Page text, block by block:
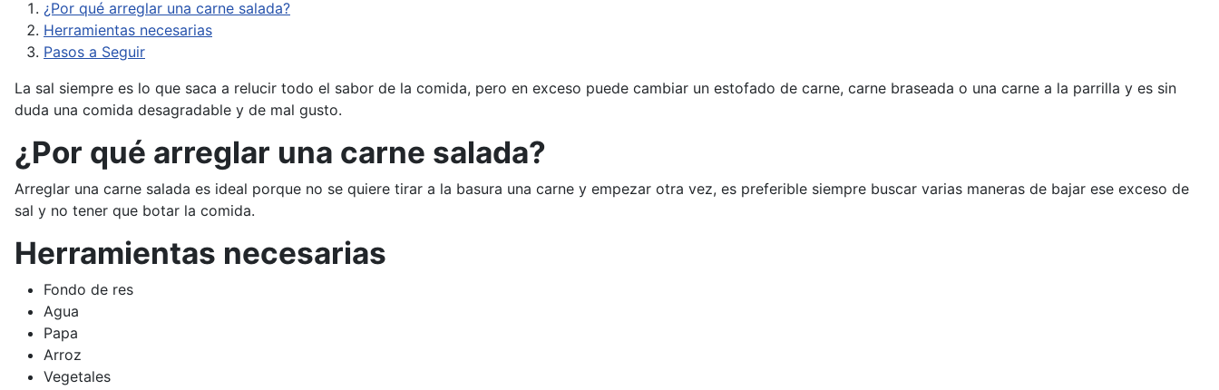
¿Por qué arreglar una carne salada?
Herramientas necesarias
Pasos a Seguir
La sal siempre es lo que saca a relucir todo el sabor de la comida, pero en exceso puede cambiar un estofado de carne, carne braseada o una carne a la parrilla y es sin
duda una comida desagradable y de mal gusto.
¿Por qué arreglar una carne salada?
Arreglar una carne salada es ideal porque no se quiere tirar a la basura una carne y empezar otra vez, es preferible siempre buscar varias maneras de bajar ese exceso de
sal y no tener que botar la comida.
Herramientas necesarias
Fondo de res
Agua
Papa
Arroz
Vegetales